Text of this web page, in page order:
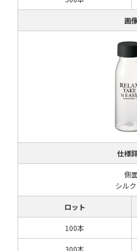
画
仕様
側
シル
ロット
100本
300本